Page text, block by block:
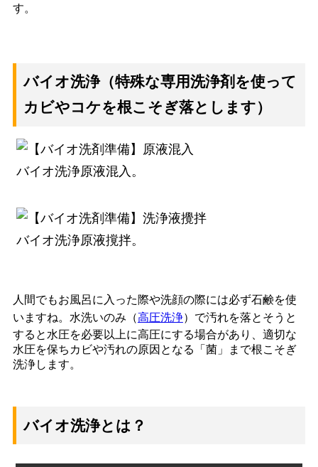
す。
バイオ洗浄（特殊な専用洗浄剤を使って
カビやコケを根こそぎ落とします）
バイオ洗浄原液混入。
バイオ洗浄原液撹拌。
人間でもお風呂に入った際や洗顔の際には必ず石鹸を使
いますね。水洗いのみ（高圧洗浄）で汚れを落とそうと
すると水圧を必要以上に高圧にする場合があり、適切な
水圧を保ちカビや汚れの原因となる「菌」まで根こそぎ
洗浄します。
バイオ洗浄とは？